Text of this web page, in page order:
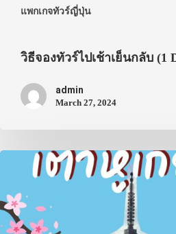
แพกเกจทัวร์ญี่ปุ่น
วิธีจองทัวร์ไปเช้าเย็นกลับ (1
admin
March 27, 2024